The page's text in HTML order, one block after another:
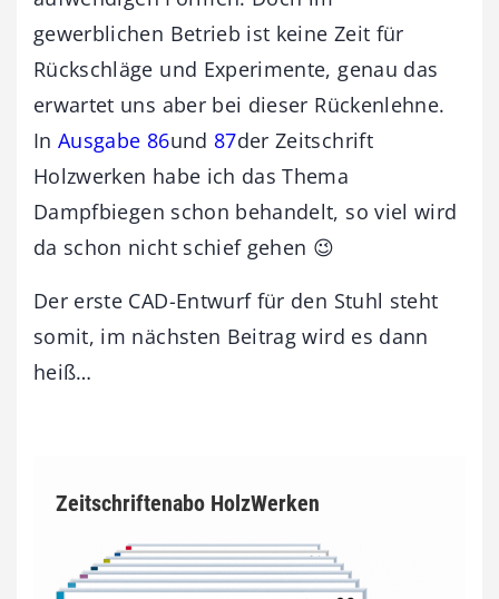
gewerblichen Betrieb ist keine Zeit für
Rückschläge und Experimente, genau das
erwartet uns aber bei dieser Rückenlehne.
InAusgabe 86und 87der Zeitschrift
Holzwerken habe ich das Thema
Dampfbiegen schon behandelt, so viel wird
da schon nicht schief gehen 😉
Der erste CAD-Entwurf für den Stuhl steht
somit, im nächsten Beitrag wird es dann
heiß…
Zeitschriftenabo HolzWerken